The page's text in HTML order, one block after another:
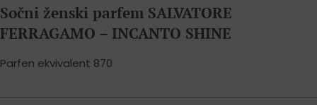
Sočni ženski parfem SALVATORE
FERRAGAMO – INCANTO SHINE
Parfen ekvivalent 870